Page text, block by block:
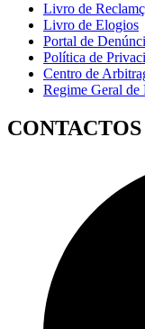
Livro de
Livro de Elogios
Portal de
Política de
Centro de
Regime Geral de
CONTACTOS